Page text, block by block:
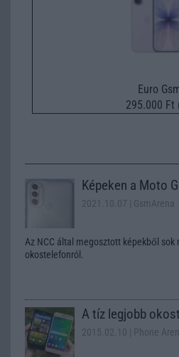
Euro
295.000 Ft
Képeken a Moto
2021.10.07 | GsmArena
Az NCC által megosztott képekből sok
okostelefonról.
A tíz legjobb
2015.02.10 | Phone